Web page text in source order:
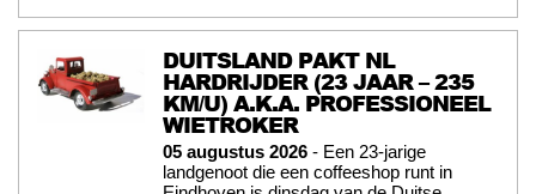
DUITSLAND PAKT NL
HARDRIJDER (23 JAAR – 235
KM/U) A.K.A. PROFESSIONEEL
WIETROKER
05 augustus 2026 - Een 23-jarige
landgenoot die een coffeeshop runt in